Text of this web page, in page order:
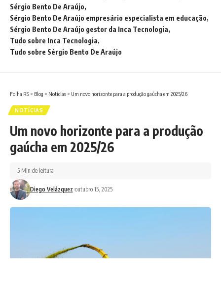
Sérgio Bento De Araújo
Sérgio Bento De Araújo empresário especialista em educação
Sérgio Bento De Araújo gestor da Inca Tecnologia
Tudo sobre Inca Tecnologia
Tudo sobre Sérgio Bento De Araújo
Folha RS > Blog > Notícias > Um novo horizonte para a produção gaúcha em 2025/26
NOTÍCIAS
Um novo horizonte para a produção
gaúcha em 2025/26
Diego Velázquez outubro 15, 2025
5 Min de leitura